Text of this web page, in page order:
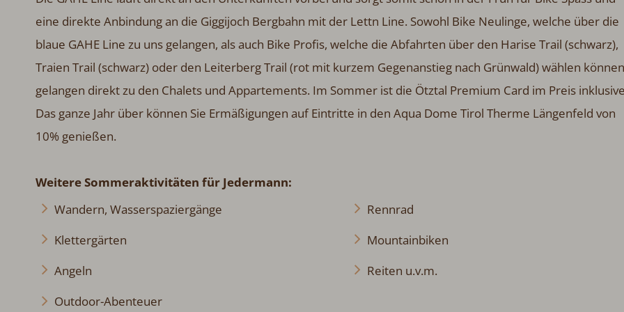
eine direkte Anbindung an die Giggijoch Bergbahn mit der Lettn Line. Sowohl Bike Neulinge, welche über die
blaue GAHE Line zu uns gelangen, als auch Bike Profis, welche die Abfahrten über den Harise Trail (schwarz),
Traien Trail (schwarz) oder den Leiterberg Trail (rot mit kurzem Gegenanstieg nach Grünwald) wählen
gelangen direkt zu den Chalets und Appartements. Im Sommer ist die Ötztal Premium Card im Preis
Das ganze Jahr über können Sie Ermäßigungen auf Eintritte in den Aqua Dome Tirol Therme Längenfeld von
10% genießen.
Weitere Sommeraktivitäten für Jedermann:
Wandern, Wasserspaziergänge
Klettergärten
Angeln
Outdoor-Abenteuer
Rennrad
Mountainbiken
Reiten u.v.m.